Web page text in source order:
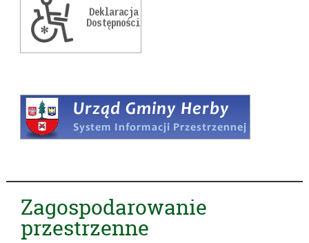
Zagospodarowanie
przestrzenne